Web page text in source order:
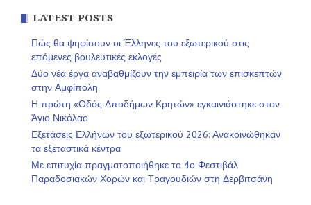
LATEST POSTS
Πώς θα ψηφίσουν οι Έλληνες του εξωτερικού στις
επόμενες βουλευτικές εκλογές
Δύο νέα έργα αναβαθμίζουν την εμπειρία των επισκεπτών
στην Αμφίπολη
Η πρώτη «Οδός Αποδήμων Κρητών» εγκαινιάστηκε στον
Άγιο Νικόλαο
Εξετάσεις Ελλήνων του εξωτερικού 2026: Ανακοινώθηκαν
τα εξεταστικά κέντρα
Με επιτυχία πραγματοποιήθηκε το 4ο Φεστιβάλ
Παραδοσιακών Χορών και Τραγουδιών στη Δερβιτσάνη